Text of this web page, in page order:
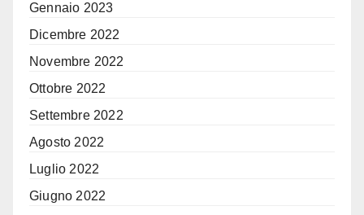
Gennaio 2023
Dicembre 2022
Novembre 2022
Ottobre 2022
Settembre 2022
Agosto 2022
Luglio 2022
Giugno 2022